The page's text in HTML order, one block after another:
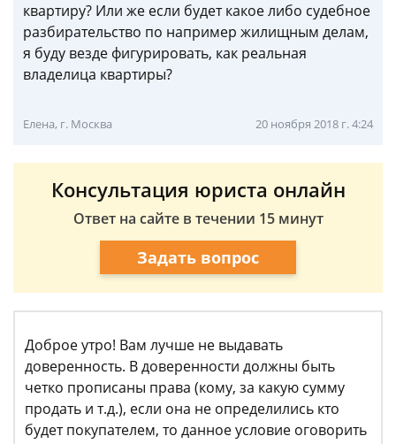
квартиру? Или же если будет какое либо судебное
разбирательство по например жилищным делам,
я буду везде фигурировать, как реальная
владелица квартиры?
Елена, г. Москва 20 ноября 2018 г. 4:24
Консультация юриста онлайн
Ответ на сайте в течении 15 минут
Задать вопрос
Доброе утро! Вам лучше не выдавать
доверенность. В доверенности должны быть
четко прописаны права (кому, за какую сумму
продать и т.д.), если она не определились кто
будет покупателем, то данное условие оговорить